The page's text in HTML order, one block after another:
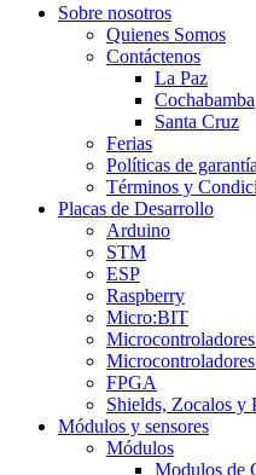
Sobre nosotros
Quienes Somos
Contáctenos
La Paz
Cochabamba
Santa Cruz
Ferias
Políticas de garantía
Términos y
Placas de Desarrollo
Arduino
STM
ESP
Raspberry
Micro:BIT
FPGA
Shields, Zocalos y
Módulos y sensores
Módulos
Modulos de